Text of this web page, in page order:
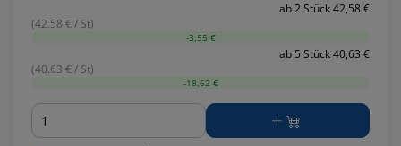
ab 2 Stück 42,58 €
(42.58 € / St)
-3,55 €
ab 5 Stück 40,63 €
(40.63 € / St)
-18,62 €
Menge